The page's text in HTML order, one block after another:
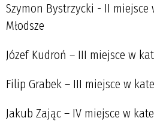
Szymon Bystrzycki - II miejsce
Młodsze
Józef Kudroń – III miejsce w
Filip Grabek – III miejsce w
Jakub Zając – IV miejsce w